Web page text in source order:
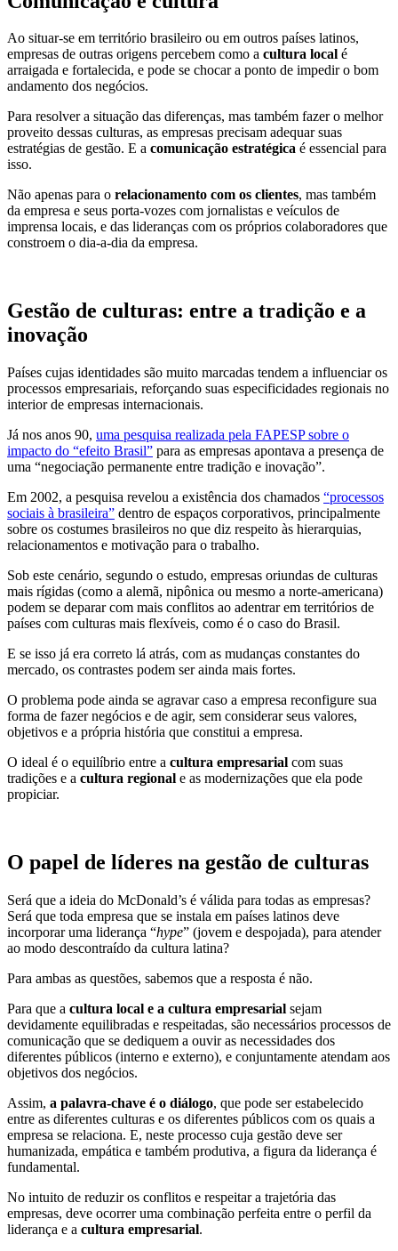
Ao situar-se em território brasileiro ou em outros países latinos,
empresas de outras origens percebem como a cultura local é
arraigada e fortalecida, e pode se chocar a ponto de impedir o bom
andamento dos negócios.
Para resolver a situação das diferenças, mas também fazer o melhor
proveito dessas culturas, as empresas precisam adequar suas
estratégias de gestão. E a comunicação estratégica é essencial para
isso.
Não apenas para o relacionamento com os clientes, mas também
da empresa e seus porta-vozes com jornalistas e veículos de
imprensa locais, e das lideranças com os próprios colaboradores que
constroem o dia-a-dia da empresa.
Gestão de culturas: entre a tradição e a
inovação
Países cujas identidades são muito marcadas tendem a influenciar os
processos empresariais, reforçando suas especificidades regionais no
interior de empresas internacionais.
Já nos anos 90, uma pesquisa realizada pela FAPESP sobre o
impacto do “efeito Brasil” para as empresas apontava a presença de
uma “negociação permanente entre tradição e inovação”.
Em 2002, a pesquisa revelou a existência dos chamados “processos
sociais à brasileira” dentro de espaços corporativos, principalmente
sobre os costumes brasileiros no que diz respeito às hierarquias,
relacionamentos e motivação para o trabalho.
Sob este cenário, segundo o estudo, empresas oriundas de culturas
mais rígidas (como a alemã, nipônica ou mesmo a norte-americana)
podem se deparar com mais conflitos ao adentrar em territórios de
países com culturas mais flexíveis, como é o caso do Brasil.
E se isso já era correto lá atrás, com as mudanças constantes do
mercado, os contrastes podem ser ainda mais fortes.
O problema pode ainda se agravar caso a empresa reconfigure sua
forma de fazer negócios e de agir, sem considerar seus valores,
objetivos e a própria história que constitui a empresa.
O ideal é o equilíbrio entre a cultura empresarial com suas
tradições e a cultura regional e as modernizações que ela pode
propiciar.
O papel de líderes na gestão de culturas
Será que a ideia do McDonald’s é válida para todas as empresas?
Será que toda empresa que se instala em países latinos deve
incorporar uma liderança “hype” (jovem e despojada), para atender
ao modo descontraído da cultura latina?
Para ambas as questões, sabemos que a resposta é não.
Para que a cultura local e a cultura empresarial sejam
devidamente equilibradas e respeitadas, são necessários processos de
comunicação que se dediquem a ouvir as necessidades dos
diferentes públicos (interno e externo), e conjuntamente atendam aos
objetivos dos negócios.
Assim, a palavra-chave é o diálogo, que pode ser estabelecido
entre as diferentes culturas e os diferentes públicos com os quais a
empresa se relaciona. E, neste processo cuja gestão deve ser
humanizada, empática e também produtiva, a figura da liderança é
fundamental.
No intuito de reduzir os conflitos e respeitar a trajetória das
empresas, deve ocorrer uma combinação perfeita entre o perfil da
liderança e a cultura empresarial.